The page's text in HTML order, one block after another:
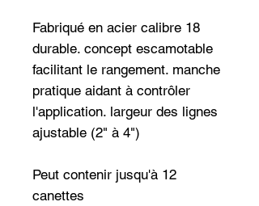
Fabriqué en acier calibre 18
durable. concept escamotable
facilitant le rangement. manche
pratique aidant à contrôler
l'application. largeur des lignes
ajustable (2" à 4")
Peut contenir jusqu'à 12
canettes